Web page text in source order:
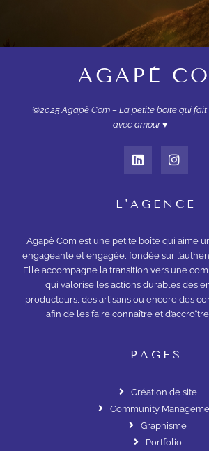
AGAPÈ
©2025 Agapè Com – La petite boite qui fait
avec amour ♥︎
L'AGENCE
Agapè Com est une petite boîte qui aime
engageante et engagée, fondée sur
Elle accompagne la transition vers une
qui valorise les actions durables des
producteurs, des artisans ou encore des
afin de les faire connaître et
PAGES
Création de site
Community
Graphisme
Portfolio